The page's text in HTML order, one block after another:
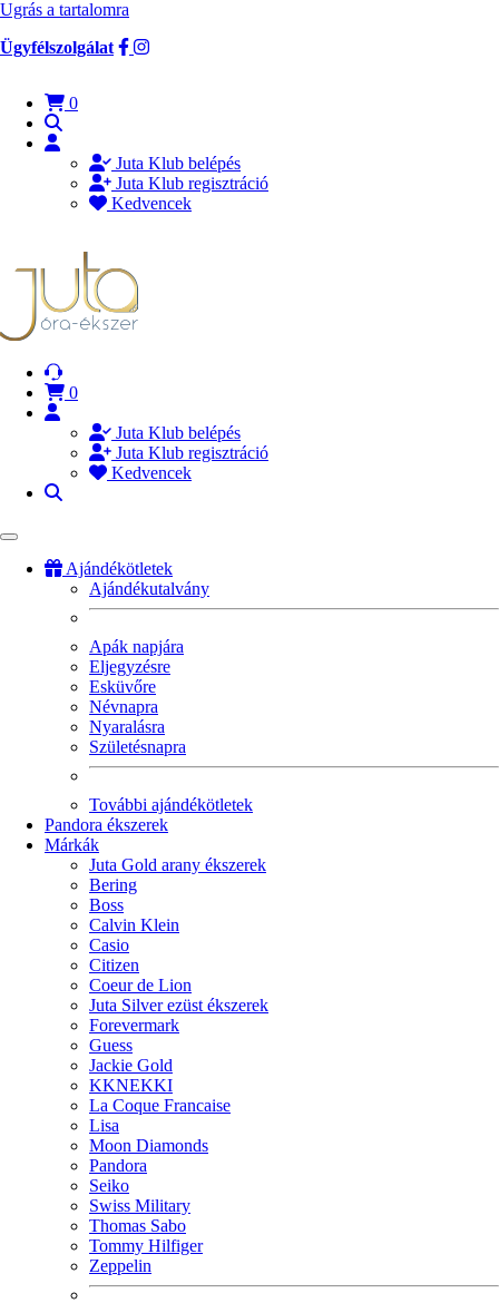
Ugrás a tartalomra
Ügyfélszolgálat
0
Juta Klub belépés
Juta Klub regisztráció
Kedvencek
0
Juta Klub belépés
Juta Klub regisztráció
Kedvencek
Ajándékötletek
Ajándékutalvány
Apák napjára
Eljegyzésre
Esküvőre
Névnapra
Nyaralásra
Születésnapra
További ajándékötletek
Pandora ékszerek
Márkák
Juta Gold arany ékszerek
Bering
Boss
Calvin Klein
Casio
Citizen
Coeur de Lion
Juta Silver ezüst ékszerek
Forevermark
Guess
Jackie Gold
KKNEKKI
La Coque Francaise
Lisa
Moon Diamonds
Pandora
Seiko
Swiss Military
Thomas Sabo
Tommy Hilfiger
Zeppelin